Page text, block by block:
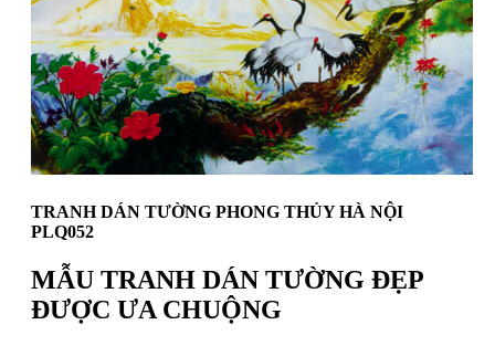
TRANH DÁN TƯỜNG PHONG THỦY HÀ NỘI
PLQ052
MẪU TRANH DÁN TƯỜNG ĐẸP
ĐƯỢC ƯA CHUỘNG